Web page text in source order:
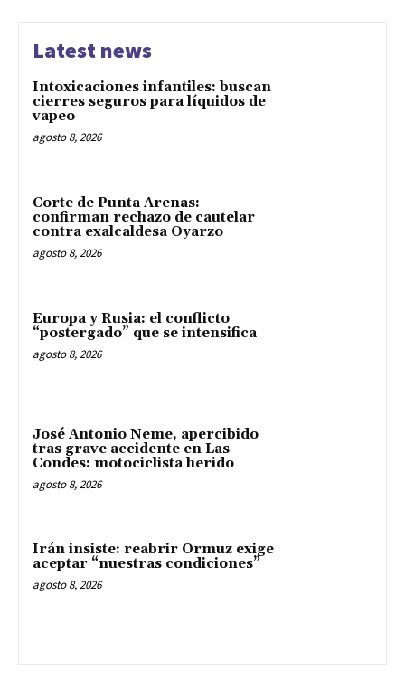
Latest news
Intoxicaciones infantiles: buscan
cierres seguros para líquidos de
vapeo
agosto 8, 2026
Corte de Punta Arenas:
confirman rechazo de cautelar
contra exalcaldesa Oyarzo
agosto 8, 2026
Europa y Rusia: el conflicto
“postergado” que se intensifica
agosto 8, 2026
José Antonio Neme, apercibido
tras grave accidente en Las
Condes: motociclista herido
agosto 8, 2026
Irán insiste: reabrir Ormuz exige
aceptar “nuestras condiciones”
agosto 8, 2026